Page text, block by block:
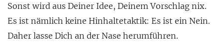
Sonst wird aus Deiner Idee, Deinem Vorschlag nix.
Es ist nämlich keine Hinhaltetaktik: Es ist ein Nein.
Daher lasse Dich an der Nase herumführen.